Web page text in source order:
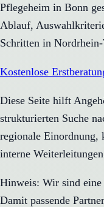
Pflegeheim in Bonn
Ablauf,
Schritten in
Kostenlose
Diese Seite hilft
strukturierten Suche
regionale Einordnung,
interne
Hinweis: Wir sind
Damit passende